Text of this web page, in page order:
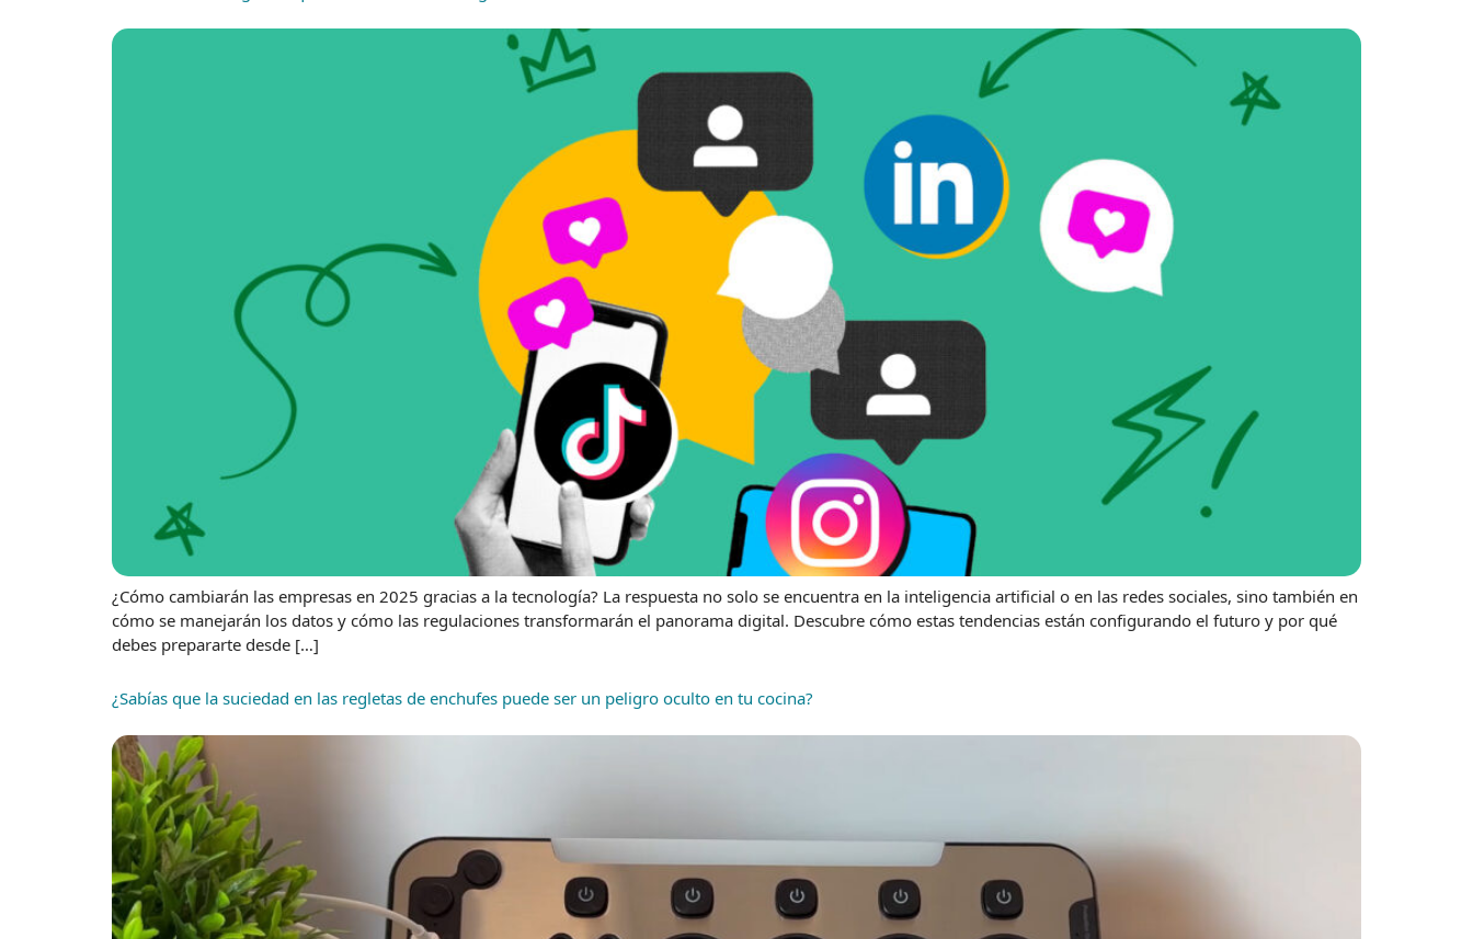
¿Cómo cambiarán las empresas en 2025 gracias a la tecnología? La respuesta no solo se encuentra en la inteligencia artificial o en las redes sociales, sino también en
cómo se manejarán los datos y cómo las regulaciones transformarán el panorama digital. Descubre cómo estas tendencias están configurando el futuro y por qué
debes prepararte desde […]
¿Sabías que la suciedad en las regletas de enchufes puede ser un peligro oculto en tu cocina?